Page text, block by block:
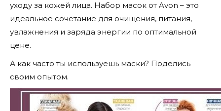
уходу за кожей лица. Набор масок от Avon – это
идеальное сочетание для очищения, питания,
увлажнения и заряда энергии по оптимальной
цене.
А как часто ты используешь маски? Поделись
своим опытом.